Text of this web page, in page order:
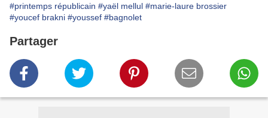
#printemps républicain #yaël mellul #marie-laure brossier
#youcef brakni #youssef #bagnolet
Partager